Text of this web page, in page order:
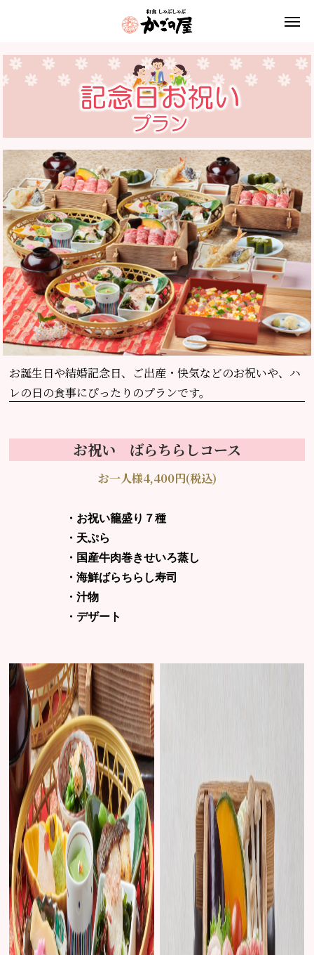
お誕生日や結婚記念日、
ご出産・快気などのお祝いや、ハ
レの日の食事にぴったりのプランです。
お祝い ばらちらしコース
お一人様4,400円(税込)
・お祝い籠盛り７種
・天ぷら
・国産牛肉巻きせいろ蒸し
・海鮮ばらちらし寿司
・汁物
・デザート